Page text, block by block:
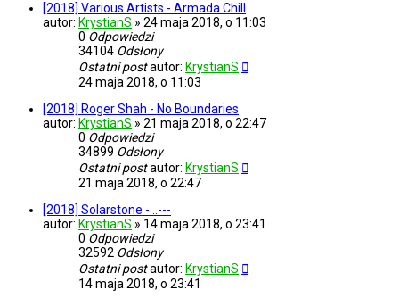
[2018] Various Artists - Armada Chill
autor: KrystianS » 24 maja 2018, o 11:03
0 Odpowiedzi
34104 Odsłony
Ostatni postautor: KrystianS
24 maja 2018, o 11:03
[2018] Roger Shah - No Boundaries
autor: KrystianS » 21 maja 2018, o 22:47
0 Odpowiedzi
34899 Odsłony
Ostatni postautor: KrystianS
21 maja 2018, o 22:47
[2018] Solarstone - ..---
autor: KrystianS » 14 maja 2018, o 23:41
0 Odpowiedzi
32592 Odsłony
Ostatni postautor: KrystianS
14 maja 2018, o 23:41